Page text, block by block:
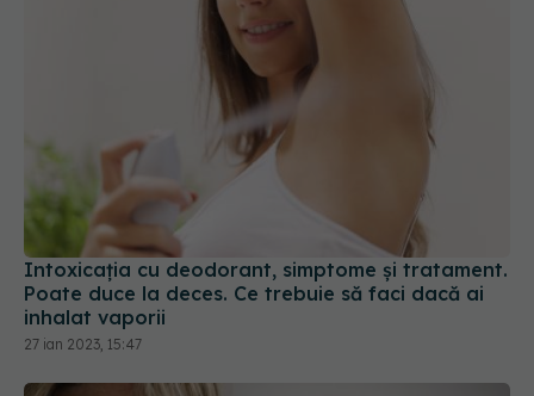
Intoxicația cu deodorant, simptome și tratament.
Poate duce la deces. Ce trebuie să faci dacă ai
inhalat vaporii
27 ian 2023, 15:47